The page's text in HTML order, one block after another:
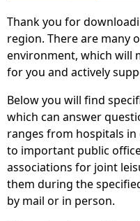
na niemiecki rynek
Welcome App
dostępny jako
Platforma Sisters'
dla lepszej
a prywatnym,
strona internetowa i
komputerowe.
Nowa sekcja "Rynek
Thank you for
region. There are many
environment, which will
for you and actively
Below you will find
which can answer
ranges from hospitals in
to important public
associations for joint
them during the
by mail or in person.